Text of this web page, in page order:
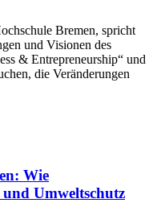
Bremen, spricht
und Visionen des
& Entrepreneurship“ und
die Veränderungen
Wie
Umweltschutz